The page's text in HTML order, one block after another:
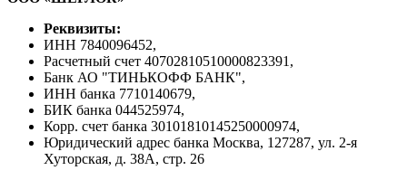
Реквизиты:
ИНН 7840096452,
Расчетный счет 40702810510000823391,
Банк АО "ТИНЬКОФФ БАНК",
ИНН банка 7710140679,
БИК банка 044525974,
Корр. счет банка 30101810145250000974,
Юридический адрес банка Москва, 127287, ул. 2-я
Хуторская, д. 38А, стр. 26